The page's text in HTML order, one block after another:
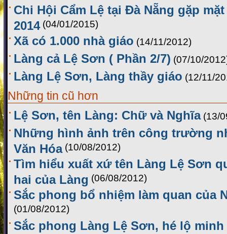
Chi Hội Cẩm Lệ tại Đà Nẵng gặp
2014 (04/01/2015)
Xã có 1.000 nhà giáo (14/11/2012)
Làng cả Lệ Sơn ( Phần 2/7) (07/10/
Làng Lệ Sơn, Làng thầy giáo (12/11/
Những tin cũ hơn
Lệ Sơn, tên Làng: Chữ và Nghĩa (13/
Những hình ảnh trên công trường
Văn Hóa (10/08/2012)
Tìm hiểu xuất xứ tên Làng Lệ Sơn
hai của Làng (06/08/2012)
Sắc phong bổ nhiệm làm quan của
(01/08/2012)
Sắc phong Làng Lệ Sơn, hé lộ